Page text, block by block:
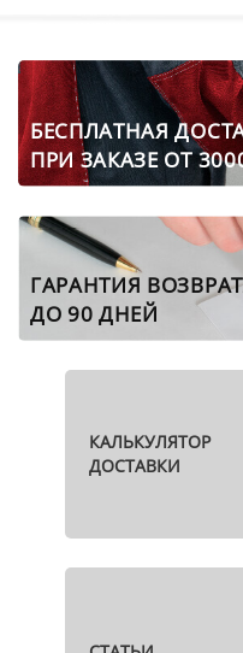
БЕСПЛАТНАЯ
ПРИ ЗАКАЗЕ ОТ
ГАРАНТИЯ
ДО 90 ДНЕЙ
КАЛЬКУЛЯТОР
ДОСТАВКИ